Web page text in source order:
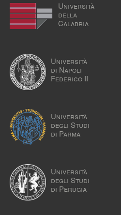
Università
della
Calabria
Università
di Napoli
Federico II
Università
degli Studi
di Parma
Università
degli Studi
di Perugia